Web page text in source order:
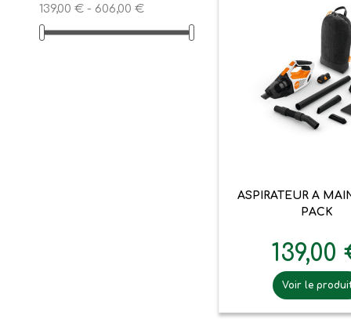
139,00 € - 606,00 €
ASPIRATEUR A
PACK
139,00
Voir le